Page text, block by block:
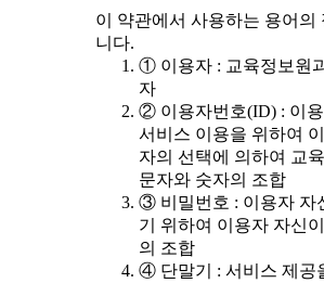
이 약관에서 사용하는 용어의
니다.
① 이용자 : 교육정보원
자
② 이용자번호(ID) : 이
서비스 이용을 위하여
자의 선택에 의하여 교
문자와 숫자의 조합
③ 비밀번호 : 이용자 자
기 위하여 이용자 자신
의 조합
④ 단말기 : 서비스 제공